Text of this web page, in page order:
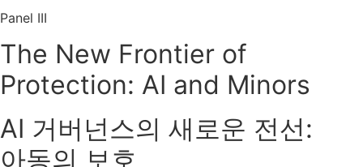
Panel III
The New Frontier of
Protection: AI and Minors
AI 거버넌스의 새로운 전선:
아동의 보호